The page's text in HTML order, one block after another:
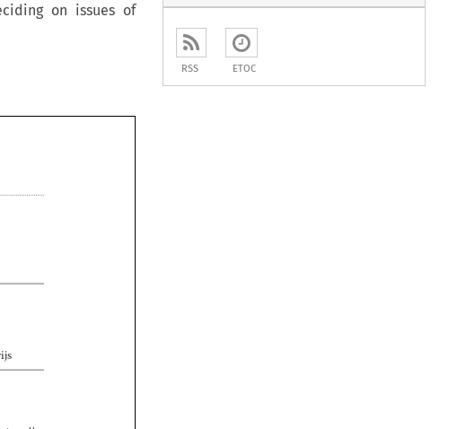
on issues of

RSS ETOC